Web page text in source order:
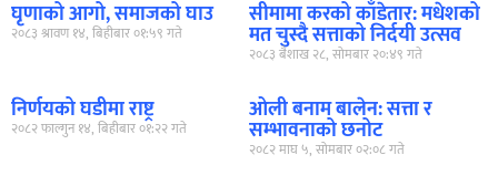
घृणाको आगो, समाजको घाउ
२०८३ श्रावण १४, बिहीबार ०१:५९ गते
सीमामा करको काँडेतार: मधेशको
मत चुस्दै सत्ताको निर्दयी उत्सव
२०८३ बैशाख २८, सोमबार २०:४९ गते
निर्णयको घडीमा राष्ट्र
२०८२ फाल्गुन १४, बिहीबार ०१:२२ गते
ओली बनाम बालेन: सत्ता र
सम्भावनाको छनोट
२०८२ माघ ५, सोमबार ०२:०८ गते